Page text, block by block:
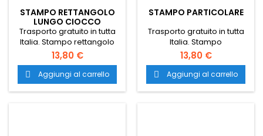
STAMPO RETTANGOLO
LUNGO CIOCCO
Trasporto gratuito in tutta
Italia. Stampo rettangolo
lungo ciocco. stampo
professionale per
pasticceria. stampi nuovi
per pasticceria. stampo
professionale per dolci.
13,80 €
 Aggiungi al carrello
STAMPO PARTICOLARE
Trasporto gratuito in tutta
Italia. Stampo
particolare. stampo
professionale per
pasticceria. stampi nuovi
per pasticceria. stampo
professionale per dolci.
13,80 €
 Aggiungi al carrello